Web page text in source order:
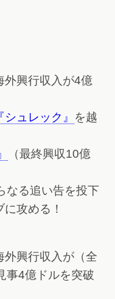
外興行収入が4億
『シュレック』 を越
（最終興収10億
なる追い告を投下
攻める！
外興行収入が（全
事4億ドルを突破